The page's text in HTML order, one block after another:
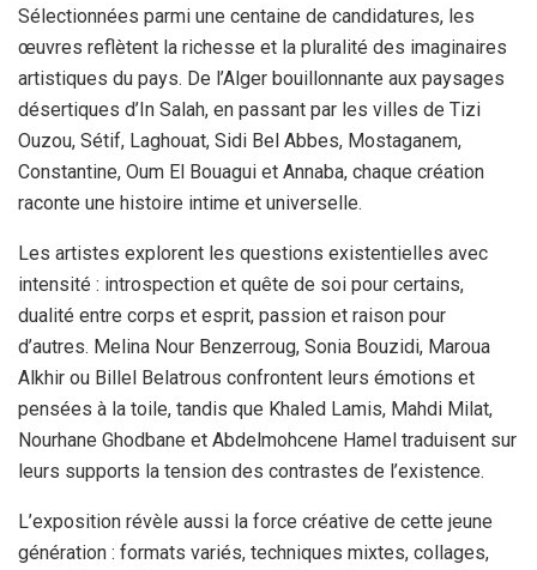
Sélectionnées parmi une centaine de candidatures, les
œuvres reflètent la richesse et la pluralité des imaginaires
artistiques du pays. De l’Alger bouillonnante aux paysages
désertiques d’In Salah, en passant par les villes de Tizi
Ouzou, Sétif, Laghouat, Sidi Bel Abbes, Mostaganem,
Constantine, Oum El Bouagui et Annaba, chaque création
raconte une histoire intime et universelle.
Les artistes explorent les questions existentielles avec
intensité : introspection et quête de soi pour certains,
dualité entre corps et esprit, passion et raison pour
d’autres. Melina Nour Benzerroug, Sonia Bouzidi, Maroua
Alkhir ou Billel Belatrous confrontent leurs émotions et
pensées à la toile, tandis que Khaled Lamis, Mahdi Milat,
Nourhane Ghodbane et Abdelmohcene Hamel traduisent sur
leurs supports la tension des contrastes de l’existence.
L’exposition révèle aussi la force créative de cette jeune
génération : formats variés, techniques mixtes, collages,